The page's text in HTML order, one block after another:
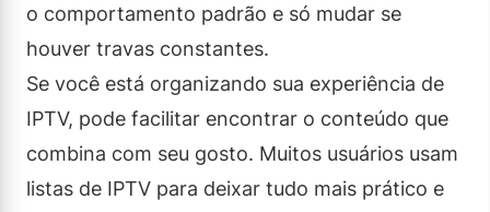
o comportamento padrão e só mudar se
houver travas constantes.
Se você está organizando sua experiência de
IPTV, pode facilitar encontrar o conteúdo que
combina com seu gosto. Muitos usuários usam
listas de IPTV para deixar tudo mais prático e